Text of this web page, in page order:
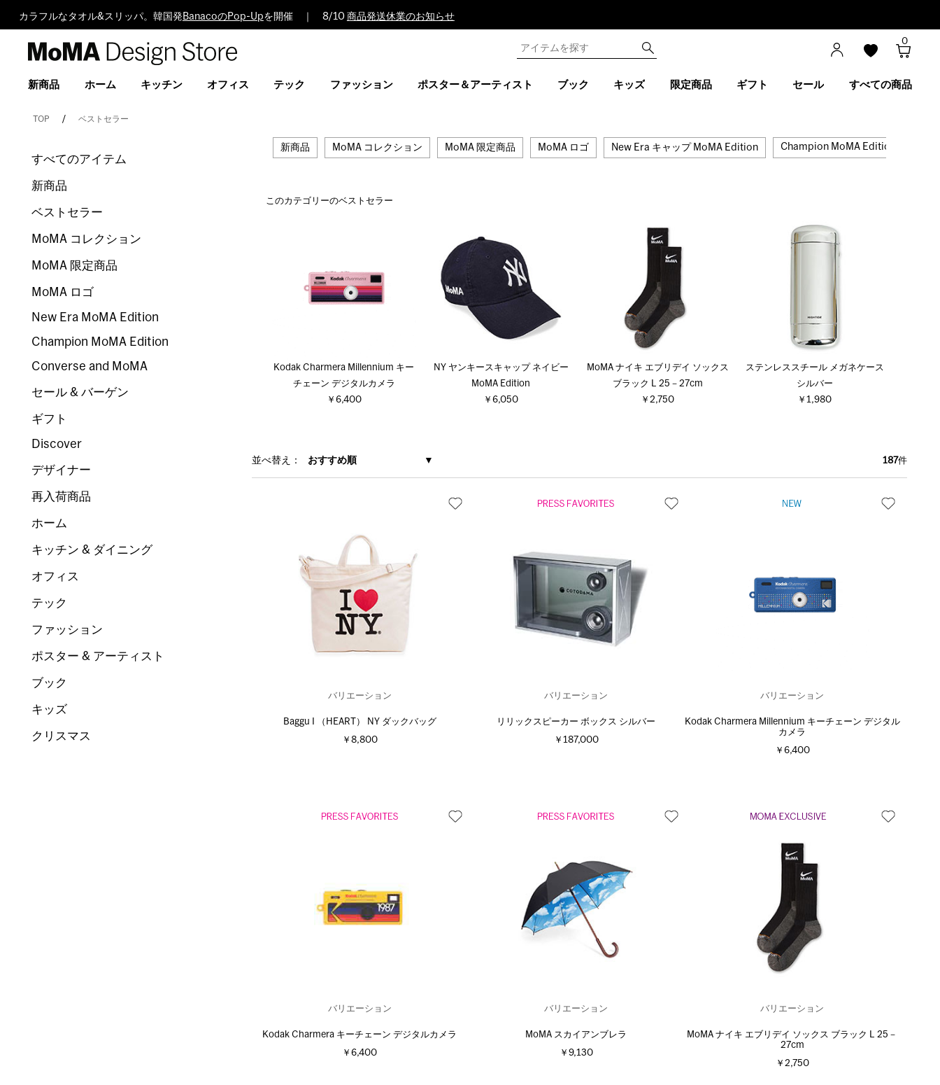
カラフルなタオル&スリッパ。韓国発 BanacoのPop-Upを開催 ｜ 8/10 商品発送休業のお知らせ
Design
0
新商品 ホーム キッチン オフィス テック ファッション ポスター＆アーティスト ブック キッズ 限定商品 ギフト セール すべての商品
TOP ベストセラー
新商品 MoMA コレクション MoMA 限定商品 MoMA ロゴ New Era キャップ MoMA Edition Champion MoMA Edition
このカテゴリーのベストセラー
Kodak Charmera Millennium キー
チェーン デジタルカメラ
￥6,400
NY ヤンキースキャップ ネイビー
MoMA Edition
￥6,050
MoMA ナイキ エブリデイ ソックス
ブラック L 25－27cm
￥2,750
ステンレススチール メガネケース
シルバー
￥1,980
並べ替え： おすすめ順 187件
バリエーション
Baggu I （HEART） NY ダックバッグ
￥8,800
バリエーション
リリックスピーカー ボックス シルバー
￥187,000
バリエーション
Kodak Charmera Millennium キーチェーン デジタル
カメラ
￥6,400
バリエーション
Kodak Charmera キーチェーン デジタルカメラ
￥6,400
バリエーション
MoMA スカイアンブレラ
￥9,130
バリエーション
MoMA ナイキ エブリデイ ソックス ブラック L 25－
27cm
￥2,750
すべてのアイテム
新商品
ベストセラー
MoMA コレクション
MoMA 限定商品
MoMA ロゴ
New Era MoMA Edition
Champion MoMA Edition
Converse and MoMA
セール & バーゲン
ギフト
Discover
デザイナー
再入荷商品
ホーム
キッチン & ダイニング
オフィス
テック
ファッション
ポスター & アーティスト
ブック
キッズ
クリスマス